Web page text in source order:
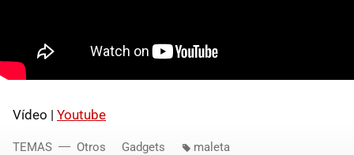
Vídeo | Youtube
TEMAS Otros Gadgets maleta